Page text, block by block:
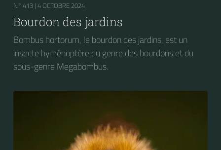
N° 413 | 4 OCTOBRE 2024
Bourdon des jardins
Bombus hortorum, le bourdon des jardins, est un
insecte hyménoptère du genre des bourdons et du
sous-genre Megabombus.